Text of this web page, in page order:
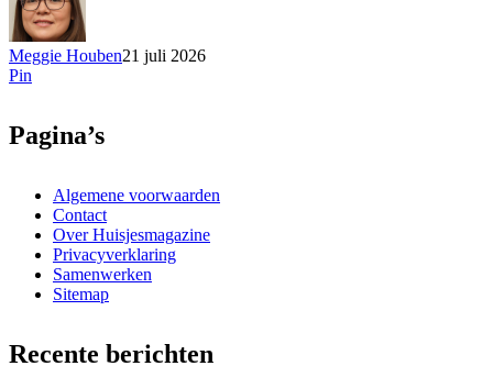
Meggie Houben21 juli 2026
Pin
Pagina’s
Algemene voorwaarden
Contact
Over Huisjesmagazine
Privacyverklaring
Samenwerken
Sitemap
Recente berichten